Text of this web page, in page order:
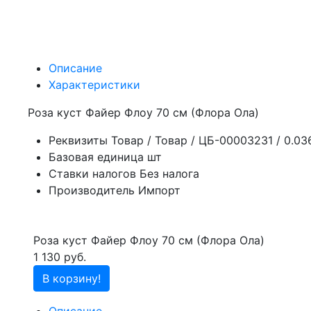
Описание
Характеристики
Роза куст Файер Флоу 70 см (Флора Ола)
Реквизиты Товар / Товар / ЦБ-00003231 /
Базовая единица шт
Ставки налогов Без налога
Производитель Импорт
Роза куст Файер Флоу 70 см (Флора Ола)
1 130 руб.
В корзину!